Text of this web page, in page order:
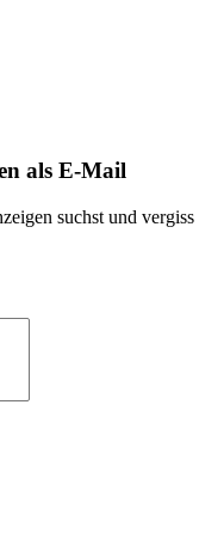
als E-Mail
suchst und vergiss